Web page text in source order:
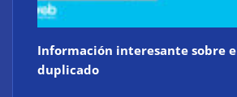
Información interesante sobre
duplicado